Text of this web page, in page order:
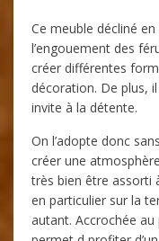
Ce meuble décliné
l’engouement des
créer différentes
décoration. De plus,
invite à la détente.
On l’adopte donc
créer une
très bien être assorti
en particulier sur la
autant. Accrochée